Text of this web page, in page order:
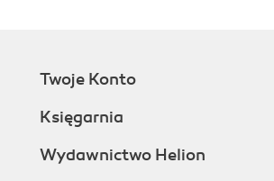
Terrain
Clearing the Fog of War
The Locator Map: Getting
Twoje Konto
Księgarnia
Wydawnictwo Helion